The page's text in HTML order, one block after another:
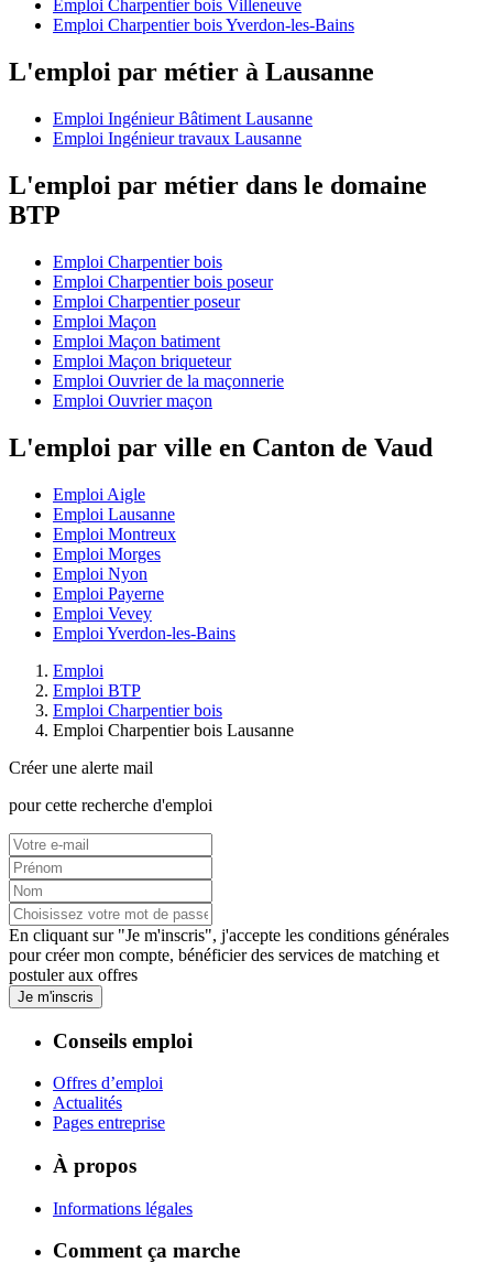
Emploi Charpentier bois Villeneuve
Emploi Charpentier bois Yverdon-les-Bains
L'emploi par métier à Lausanne
Emploi Ingénieur Bâtiment Lausanne
Emploi Ingénieur travaux Lausanne
L'emploi par métier dans le domaine
BTP
Emploi Charpentier bois
Emploi Charpentier bois poseur
Emploi Charpentier poseur
Emploi Maçon
Emploi Maçon batiment
Emploi Maçon briqueteur
Emploi Ouvrier de la maçonnerie
Emploi Ouvrier maçon
L'emploi par ville en Canton de Vaud
Emploi Aigle
Emploi Lausanne
Emploi Montreux
Emploi Morges
Emploi Nyon
Emploi Payerne
Emploi Vevey
Emploi Yverdon-les-Bains
Emploi
Emploi BTP
Emploi Charpentier bois
Emploi Charpentier bois Lausanne
Créer une alerte mail
pour cette recherche d'emploi
En cliquant sur "Je m'inscris", j'accepte les conditions générales
pour créer mon compte, bénéficier des services de matching et
postuler aux offres
Je m'inscris
Conseils emploi
Offres d’emploi
Actualités
Pages entreprise
À propos
Informations légales
Comment ça marche